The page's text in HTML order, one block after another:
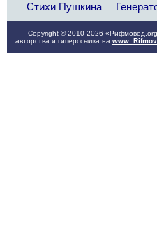
Стихи Пушкина
Copyright © 2010-2026
авторства и гиперссылка на www.